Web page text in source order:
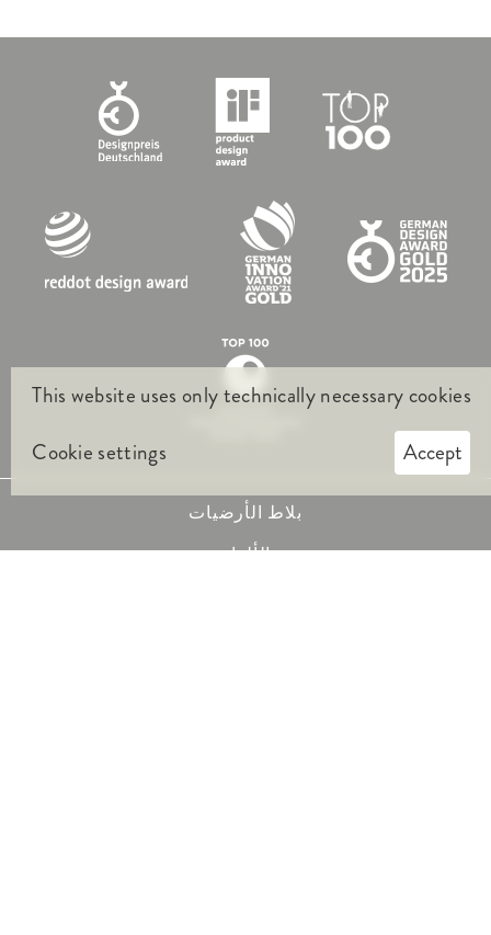
بلاط الأرضيات
الألواح
This website uses only technically necessary cookies
Cookie settings
Accept